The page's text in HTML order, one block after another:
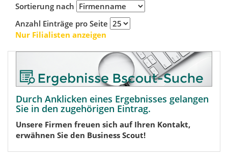
Sortierung nach
Anzahl Einträge pro Seite
Nur Filialisten anzeigen
Durch Anklicken eines Ergebnisses gelangen
Sie in den zugehörigen Eintrag.
Unsere Firmen freuen sich auf Ihren Kontakt,
erwähnen Sie den Business Scout!